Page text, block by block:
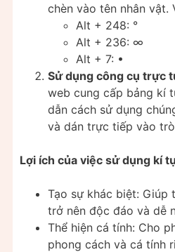
chèn vào tên nhân vật.
Alt + 248: °
Alt + 236: ∞
Alt + 7: •
Sử dụng công cụ trực
web cung cấp bảng kí
dẫn cách sử dụng
và dán trực tiếp vào
Lợi ích của việc sử dụng kí
Tạo sự khác biệt: Giúp
trở nên độc đáo và dễ
Thể hiện cá tính: Cho
phong cách và cá tính